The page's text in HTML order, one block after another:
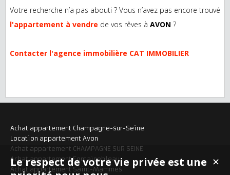
Votre recherche n’a pas abouti ? Vous n’avez pas encore trouvé
l'appartement à vendre de vos rêves à AVON ?
Contacter l'agence immobilière CAT IMMOBILIER
Achat appartement Champagne-sur-Seine
Location appartement Avon
Achat appartement CHAMPAGNE SUR SEINE
Achat appartement Fontainebleau
Achat appartement Saint-Mammès
✕
Le respect de votre vie privée est une